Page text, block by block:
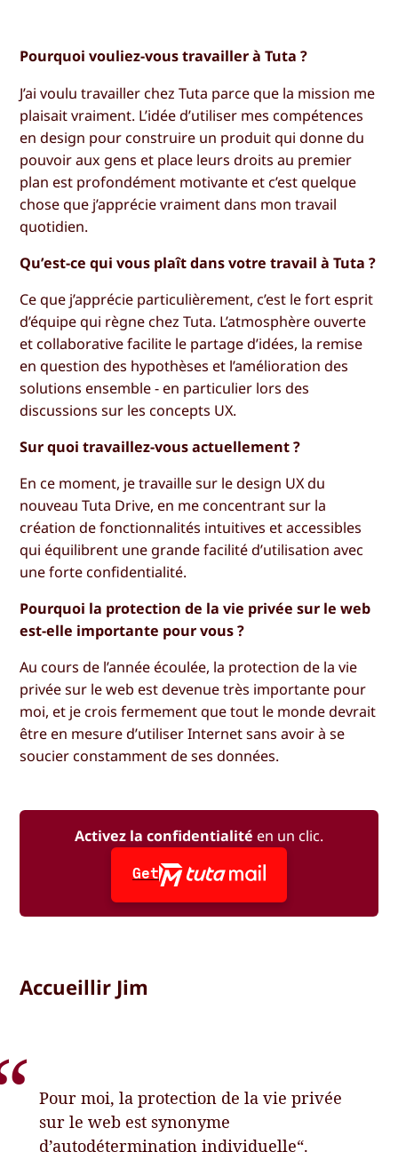
Pourquoi vouliez-vous travailler à Tuta ?
J’ai voulu travailler chez Tuta parce que la mission me
plaisait vraiment. L’idée d’utiliser mes compétences
en design pour construire un produit qui donne du
pouvoir aux gens et place leurs droits au premier
plan est profondément motivante et c’est quelque
chose que j’apprécie vraiment dans mon travail
quotidien.
Qu’est-ce qui vous plaît dans votre travail à Tuta ?
Ce que j’apprécie particulièrement, c’est le fort esprit
d’équipe qui règne chez Tuta. L’atmosphère ouverte
et collaborative facilite le partage d’idées, la remise
en question des hypothèses et l’amélioration des
solutions ensemble - en particulier lors des
discussions sur les concepts UX.
Sur quoi travaillez-vous actuellement ?
En ce moment, je travaille sur le design UX du
nouveau Tuta Drive, en me concentrant sur la
création de fonctionnalités intuitives et accessibles
qui équilibrent une grande facilité d’utilisation avec
une forte confidentialité.
Pourquoi la protection de la vie privée sur le web
est-elle importante pour vous ?
Au cours de l’année écoulée, la protection de la vie
privée sur le web est devenue très importante pour
moi, et je crois fermement que tout le monde devrait
être en mesure d’utiliser Internet sans avoir à se
soucier constamment de ses données.
Activez la confidentialité en un clic.
Get
Accueillir Jim
Pour moi, la protection de la vie privée
sur le web est synonyme
d’autodétermination individuelle“.